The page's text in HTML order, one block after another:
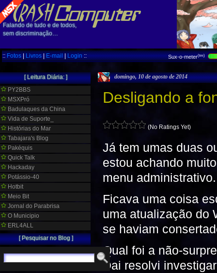
Falando de tudo e de todos,
sem discriminação…
::Fotos|Livros|E-mail|Login:: Sux-o-meter(tm)
domingo, 10 de agosto de 2014
Desligando a
(No Ratings Yet)
Já tem umas duas
estou achando
menu
Ficava uma coisa
uma atualização do
se haviam
Qual foi a não-
Dai resolvi
[ Leitura Diária: ]
PY2BBS
MSXPró
Badulaques da China
Vida de Suporte_
Histórias do Mar
Tabajara's Blog
Pakéquis
Quick Talk
Hackaday
Potássio-40
Hotbit
Meio Bit
Jornal do Parabrisa
O Municipio
ERL4ALL
[ Pesquisar no Blog ]